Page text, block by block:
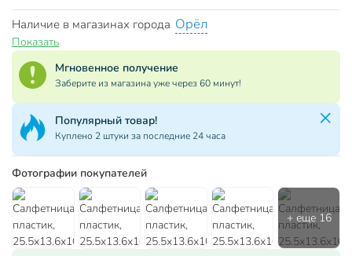
Наличие в магазинах города Орёл
Показать
Мгновенное получение
Заберите из магазина уже через 60 минут!
Популярный товар!
Куплено 2 штуки за последние 24 часа
Фотографии покупателей